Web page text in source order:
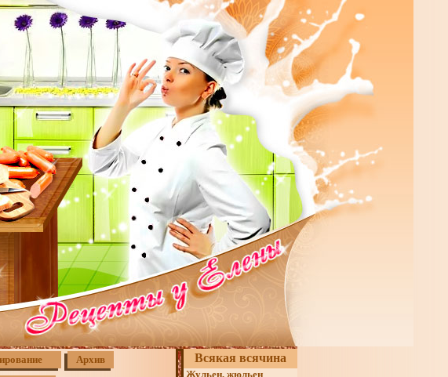
Архив Всякая всячина
Жульен, жюльен